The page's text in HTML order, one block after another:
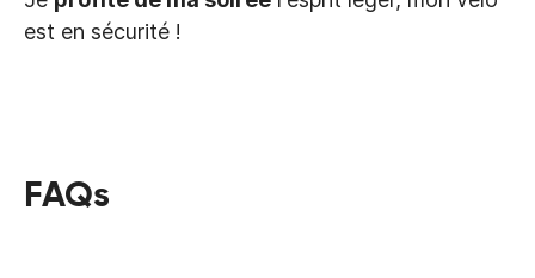
est en sécurité !
FAQs